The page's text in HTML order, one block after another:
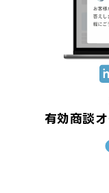
有効商談